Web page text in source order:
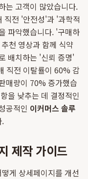
는 고객이 많았습니다.
직전 '안전성'과 '과학적
파악했습니다. '구매하
천 영상과 함께 식약
배치하는 '신뢰 증명'
직전 이탈률이 60% 감
매량이 70% 증가했습
을 낮추는 데 결정적인
공적인 이커머스 솔루
.
제작 가이드
게 상세페이지를 개선